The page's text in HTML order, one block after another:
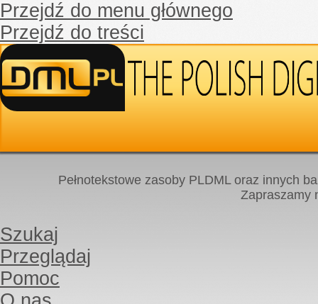
Przejdź do menu głównego
Przejdź do treści
Pełnotekstowe zasoby PLDML oraz innych
Zapraszamy
Szukaj
Przeglądaj
Pomoc